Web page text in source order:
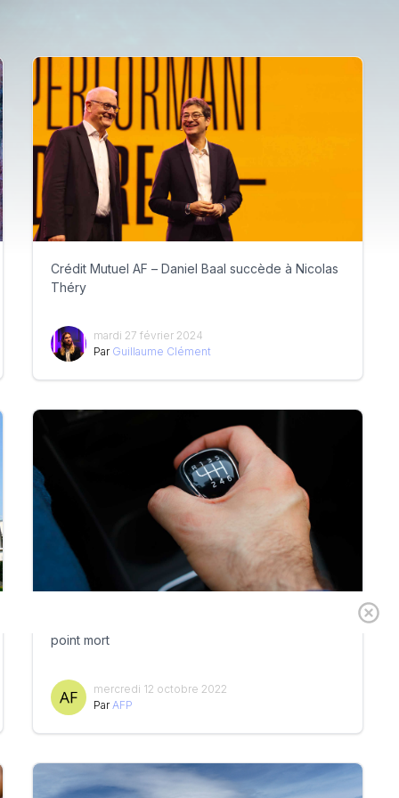
Crédit Mutuel AF – Daniel Baal succède à Nicolas
Théry
mardi 27 février 2024
Par Guillaume Clément
point mort
mercredi 12 octobre 2022
Par AFP